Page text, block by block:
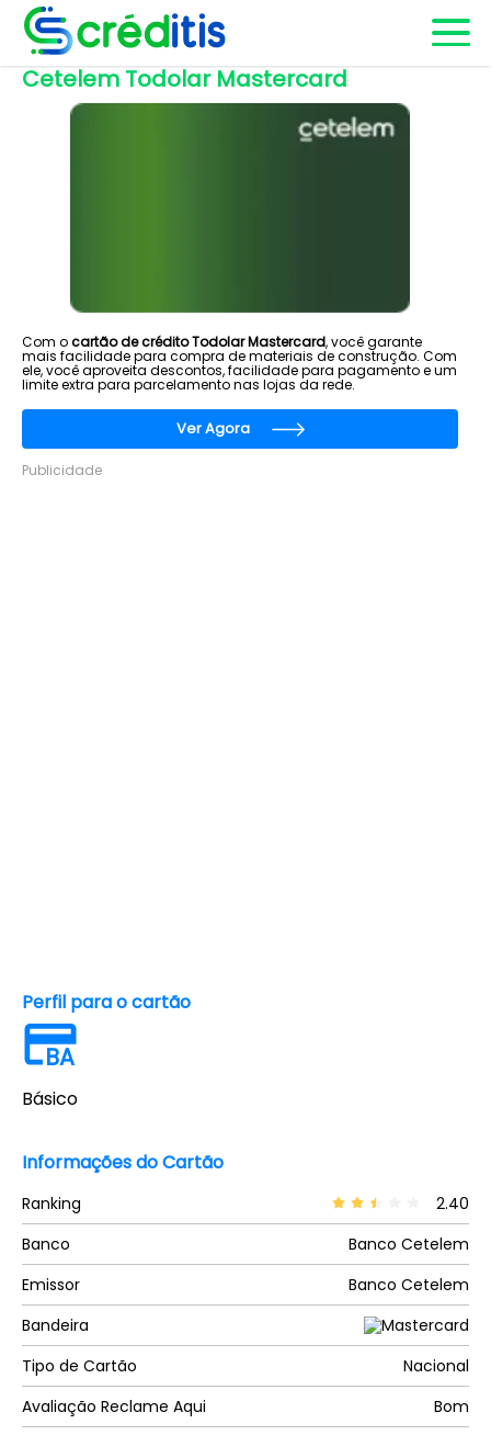
Cetelem Todolar Mastercard
Com ocartão de crédito Todolar Mastercard, você garante
mais facilidade para compra de materiais de construção. Com
ele, você aproveita descontos, facilidade para pagamento e um
limite extra para parcelamento nas lojas da rede.
Ver Agora
Publicidade
Perfil para o cartão
BA
Básico
Informações do Cartão
Ranking
2.40
Banco
Banco Cetelem
Emissor
Banco Cetelem
Bandeira
Tipo de Cartão
Nacional
Avaliação Reclame Aqui
Bom